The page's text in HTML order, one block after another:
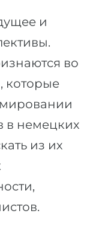
и
во
которые
в немецких
из их